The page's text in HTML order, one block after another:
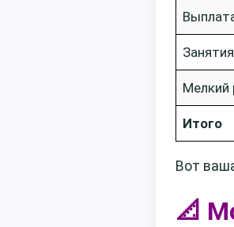
Мелкий
Итого
Вот
📐